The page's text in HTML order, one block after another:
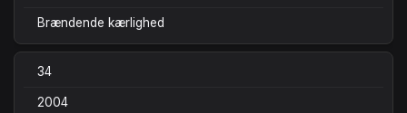
Brændende kærlighed
34
2004